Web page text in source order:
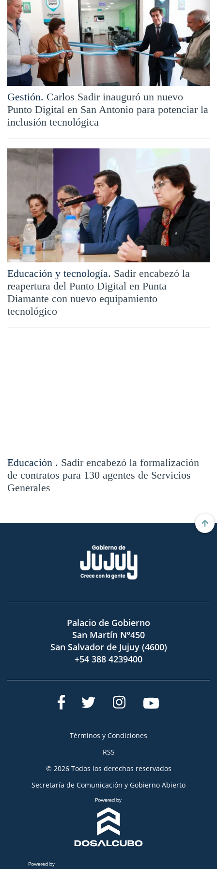
Gestión. Carlos Sadir inauguró un nuevo
Punto Digital en San Antonio para potenciar la
inclusión tecnológica
Educación y tecnología. Sadir encabezó la
reapertura del Punto Digital en Punta
Diamante con nuevo equipamiento
tecnológico
Educación . Sadir encabezó la formalización
de contratos para 130 agentes de Servicios
Generales
Palacio de Gobierno
San Martín Nº450
San Salvador de Jujuy (4600)
+54 388 4239400
Términos y Condiciones
RSS
© 2026 Todos los derechos reservados
Secretaría de Comunicación y Gobierno Abierto